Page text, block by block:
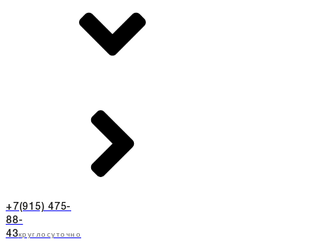
+7(915) 475-
88-
43круглосуточно